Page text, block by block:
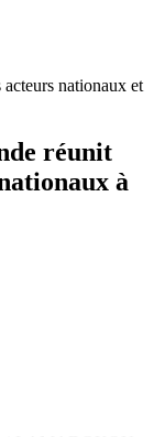
nationaux et
réunit
à